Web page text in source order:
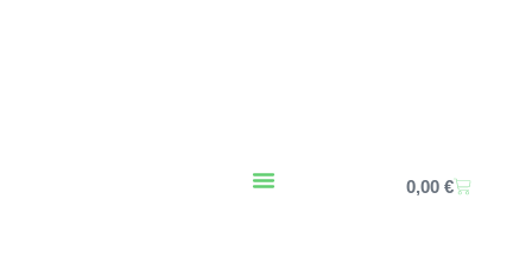
0,00€Carrito